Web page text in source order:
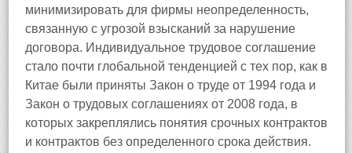
минимизировать для фирмы неопределенность,
связанную с угрозой взысканий за нарушение
договора. Индивидуальное трудовое соглашение
стало почти глобальной тенденцией с тех пор, как в
Китае были приняты Закон о труде от 1994 года и
Закон о трудовых соглашениях от 2008 года, в
которых закреплялись понятия срочных контрактов
и контрактов без определенного срока действия.